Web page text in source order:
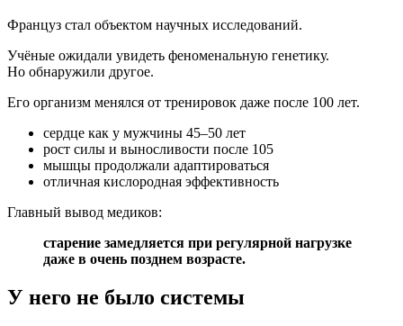
Француз стал объектом научных исследований.
Учёные ожидали увидеть феноменальную генетику.
Но обнаружили другое.
Его организм менялся от тренировок даже после 100 лет.
сердце как у мужчины 45–50 лет
рост силы и выносливости после 105
мышцы продолжали адаптироваться
отличная кислородная эффективность
Главный вывод медиков:
старение замедляется при регулярной нагрузке
даже в очень позднем возрасте.
У него не было системы